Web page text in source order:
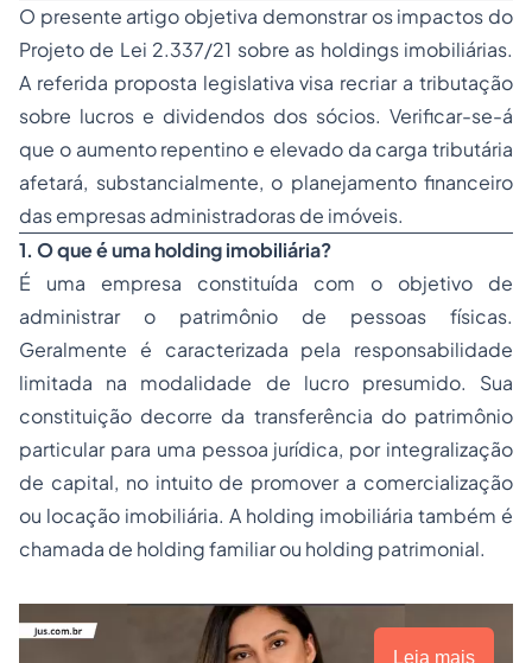
O presente artigo objetiva demonstrar os impactos do
Projeto de Lei 2.337/21 sobre as holdings imobiliárias.
A referida proposta legislativa visa recriar a tributação
sobre lucros e dividendos dos sócios. Verificar-se-á
que o aumento repentino e elevado da carga tributária
afetará, substancialmente, o planejamento financeiro
das empresas administradoras de imóveis.
1. O que é uma holding imobiliária?
É uma empresa constituída com o objetivo de
administrar o patrimônio de pessoas físicas.
Geralmente é caracterizada pela responsabilidade
limitada na modalidade de lucro presumido. Sua
constituição decorre da transferência do patrimônio
particular para uma pessoa jurídica, por integralização
de capital, no intuito de promover a comercialização
ou locação imobiliária. A holding imobiliária também é
chamada de holding familiar ou holding patrimonial.
Leia mais